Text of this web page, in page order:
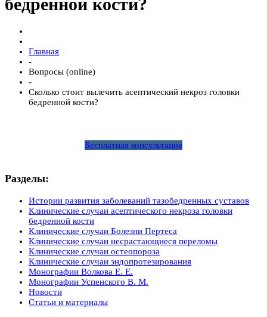
Главная
-
Вопросы (online)
-
Сколько стоит вылечить асептический некроз головки
бедренной кости?
Бесплатная консультация
Разделы:
Истории развития заболеваний тазобедренных суставов
Клинические случаи асептического некроза головки
бедренной кости
Клинические случаи Болезни Пертеса
Клинические случаи несрастающиеся переломы
Клинические случаи остеопороза
Клинические случаи эндопротезирования
Монографии Волкова Е. Е.
Монографии Успенского В. М.
Новости
Статьи и материалы